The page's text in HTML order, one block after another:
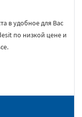
в удобное для Вас
по низкой цене и